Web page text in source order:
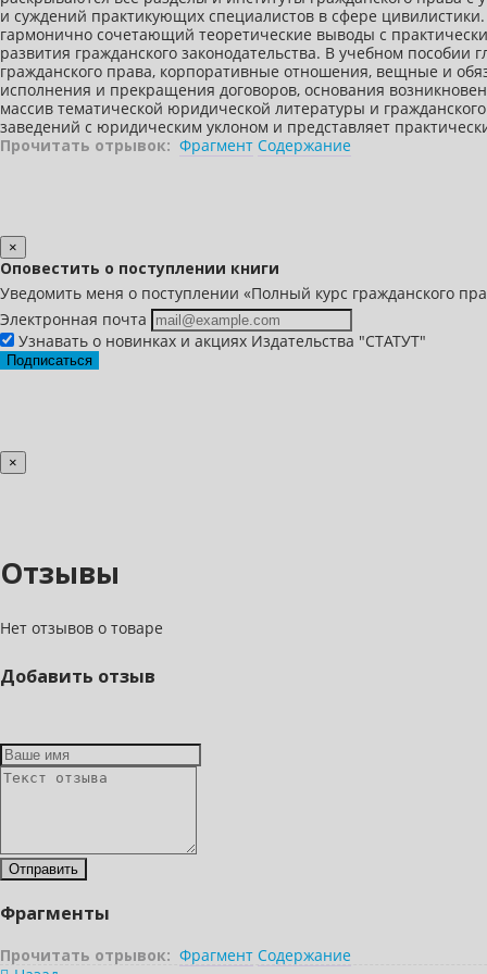
и суждений практикующих специалистов в сфере
гармонично сочетающий теоретические выводы с
развития гражданского законодательства. В учебном
гражданского права, корпоративные отношения, вещные и
исполнения и прекращения договоров, основания
массив тематической юридической литературы и
заведений с юридическим уклоном и представляет
Прочитать отрывок: Фрагмент Содержание
×
Оповестить о поступлении книги
Уведомить меня о поступлении «Полный курс гражданского
Электронная почта
Узнавать о новинках и акциях Издательства "СТАТУТ"
Подписаться
×
Отзывы
Нет отзывов о товаре
Добавить отзыв
Фрагменты
Прочитать отрывок: Фрагмент Содержание